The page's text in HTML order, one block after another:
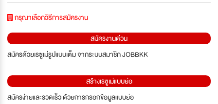
กรุณาเลือกวิธีการสมัครงาน
สมัครงานด่วน
สมัครด้วยเรซูเม่รูปแบบเต็ม จากระบบสมาชิก JOBBKK
สร้างเรซูเม่แบบย่อ
สมัครง่ายและรวดเร็ว ด้วยการกรอกข้อมูลแบบย่อ